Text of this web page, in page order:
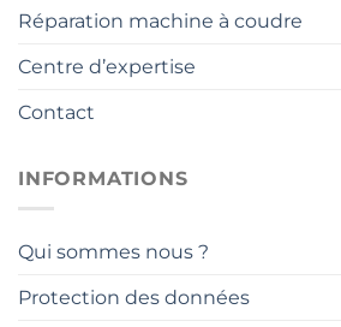
Réparation machine à coudre
Centre d’expertise
Contact
INFORMATIONS
Qui sommes nous ?
Protection des données